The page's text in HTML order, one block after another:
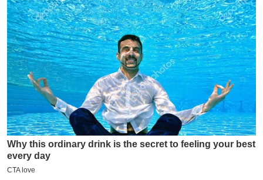
क्रि
के
ट
I
P
L
0
2
6